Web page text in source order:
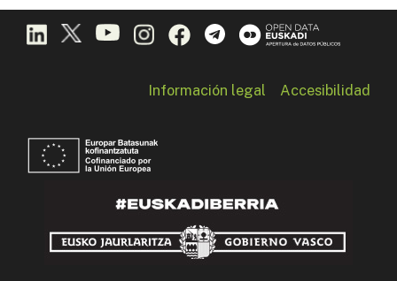
Información legal Accesibilidad